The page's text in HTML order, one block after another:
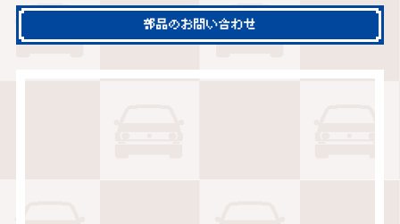
部品のお問い合わせ